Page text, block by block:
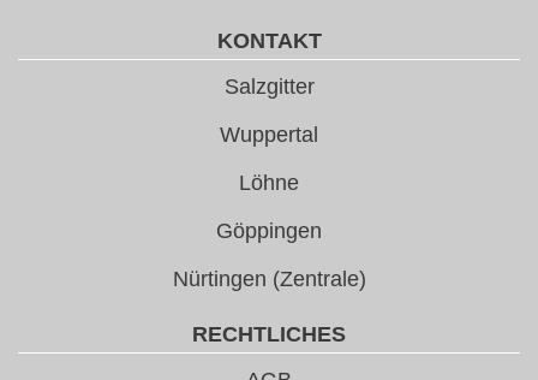
KONTAKT
Salzgitter
Wuppertal
Löhne
Göppingen
Nürtingen (Zentrale)
RECHTLICHES